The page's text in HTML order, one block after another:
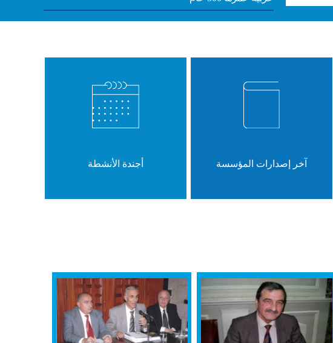
آخر إصدارات المؤسسة أجندة الأنشطة